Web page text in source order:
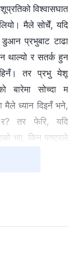
विश्‍वासघात
मैले सोचेँ, यदि
प्रभुबाट टाढा
थाल्यो र सतर्क हुन
तर प्रभु येशू
बारेमा सोच्दा म
मैले ध्यान दिइनँ भने,
तर फेरि, यदि
भए, किन पाष्टरले
व्यक्तिमा विश्‍वास
महसुस गरें। म
पूर्वीय ज्योतिको
पुनरागमनको लागि